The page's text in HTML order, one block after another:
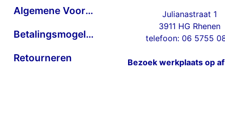
Algemene Voorwaarden
Betalingsmogelijkheden
Retourneren
Julianastraat 1
3911 HG Rhenen
telefoon: 06 5755
Bezoek werkplaats op